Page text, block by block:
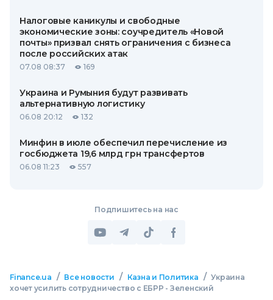
Налоговые каникулы и свободные
экономические зоны: соучредитель «Новой
почты» призвал снять ограничения с бизнеса
после российских атак
07.08 08:37 169
Украина и Румыния будут развивать
альтернативную логистику
06.08 20:12 132
Минфин в июле обеспечил перечисление из
госбюджета 19,6 млрд грн трансфертов
06.08 11:23 557
Подпишитесь на нас
Finance.ua / Все новости / Казна и Политика / Украина
хочет усилить сотрудничество с ЕБРР - Зеленский